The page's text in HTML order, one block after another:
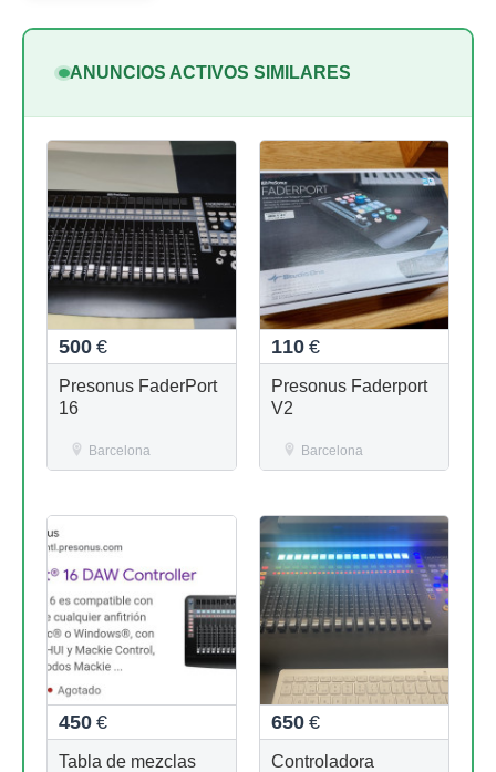
ANUNCIOS ACTIVOS SIMILARES
500 €
Presonus FaderPort
16
Barcelona
110 €
Presonus Faderport
V2
Barcelona
450 €
Tabla de mezclas
650 €
Controladora